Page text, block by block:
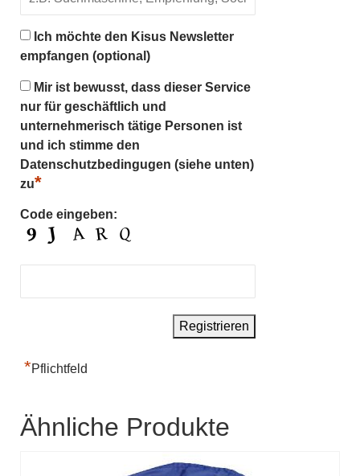
Ich möchte den Kisus Newsletter
empfangen (optional)
Mir ist bewusst, dass dieser Service
nur für geschäftlich und
unternehmerisch tätige Personen ist
und ich stimme den
Datenschutzbedingugen (siehe unten)
zu*
Code eingeben:
*Pflichtfeld
Ähnliche Produkte